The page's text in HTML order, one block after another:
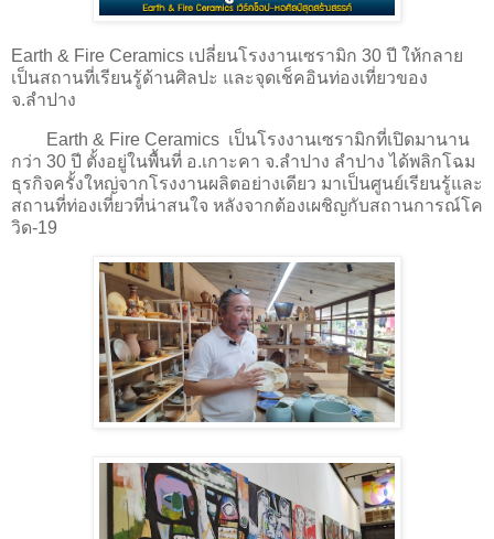
Earth & Fire Ceramics เปลี่ยนโรงงานเซรามิก 30 ปี ให้กลาย
เป็นสถานที่เรียนรู้ด้านศิลปะ และจุดเช็คอินท่องเที่ยวของ
จ.ลำปาง
Earth & Fire Ceramics เป็นโรงงานเซรามิกที่เปิดมานาน
กว่า 30 ปี ตั้งอยู่ในพื้นที่ อ.เกาะคา จ.ลำปาง ลำปาง ได้พลิกโฉม
ธุรกิจครั้งใหญ่จากโรงงานผลิตอย่างเดียว มาเป็นศูนย์เรียนรู้และ
สถานที่ท่องเที่ยวที่น่าสนใจ หลังจากต้องเผชิญกับสถานการณ์โค
วิด-19